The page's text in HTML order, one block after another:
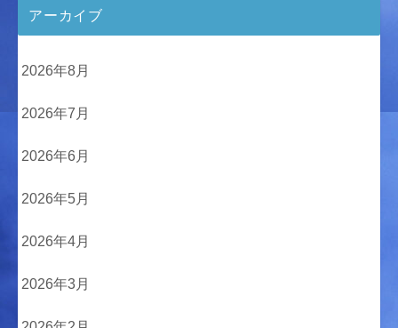
アーカイブ
2026年8月
2026年7月
2026年6月
2026年5月
2026年4月
2026年3月